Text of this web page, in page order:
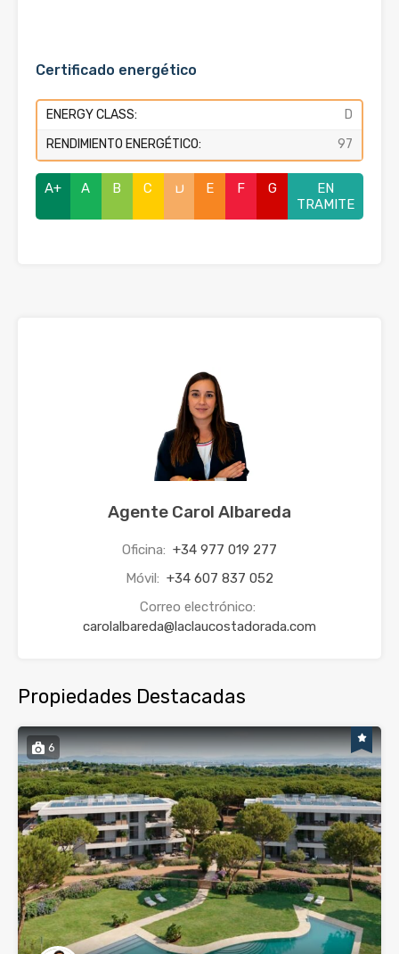
Certificado energético
ENERGY CLASS:
D
RENDIMIENTO ENERGÉTICO:
97
A+ A B C D E F G
EN
TRAMITE
Agente Carol Albareda
Oficina: +34 977 019 277
Móvil: +34 607 837 052
Correo electrónico:
carolalbareda@laclaucostadorada.com
Propiedades Destacadas
6